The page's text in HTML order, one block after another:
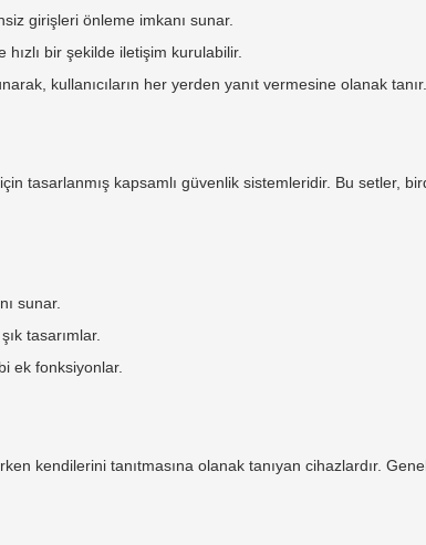
girişleri önleme imkanı sunar.
bir şekilde iletişim kurulabilir.
kullanıcıların her yerden yanıt vermesine olanak tanır.
tasarlanmış kapsamlı güvenlik sistemleridir. Bu setler,
sunar.
tasarımlar.
ek fonksiyonlar.
kendilerini tanıtmasına olanak tanıyan cihazlardır.